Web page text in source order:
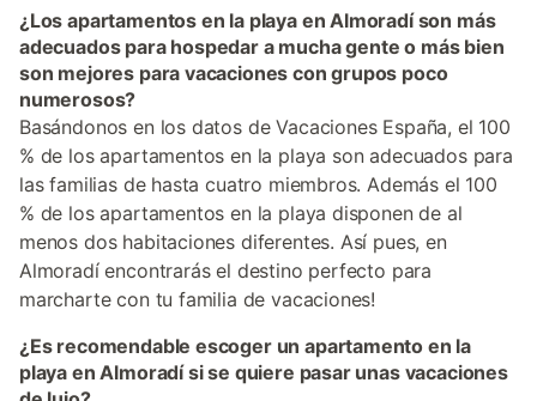
¿Los apartamentos en la playa en Almoradí son más
adecuados para hospedar a mucha gente o más bien
son mejores para vacaciones con grupos poco
numerosos?
Basándonos en los datos de Vacaciones España, el 100
% de los apartamentos en la playa son adecuados para
las familias de hasta cuatro miembros. Además el 100
% de los apartamentos en la playa disponen de al
menos dos habitaciones diferentes. Así pues, en
Almoradí encontrarás el destino perfecto para
marcharte con tu familia de vacaciones!
¿Es recomendable escoger un apartamento en la
playa en Almoradí si se quiere pasar unas vacaciones